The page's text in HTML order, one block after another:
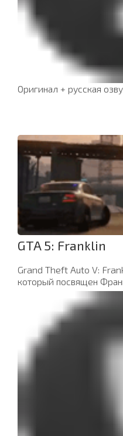
Оригинал + русская
GTA 5: Franklin
Grand Theft Auto V:
который посвящен